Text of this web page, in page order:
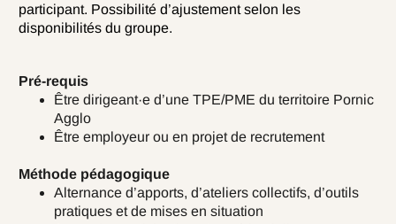
participant. Possibilité d’ajustement selon les
disponibilités du groupe.
Pré-requis
Être dirigeant·e d’une TPE/PME du territoire Pornic
Agglo
Être employeur ou en projet de recrutement
Méthode pédagogique
Alternance d’apports, d’ateliers collectifs, d’outils
pratiques et de mises en situation